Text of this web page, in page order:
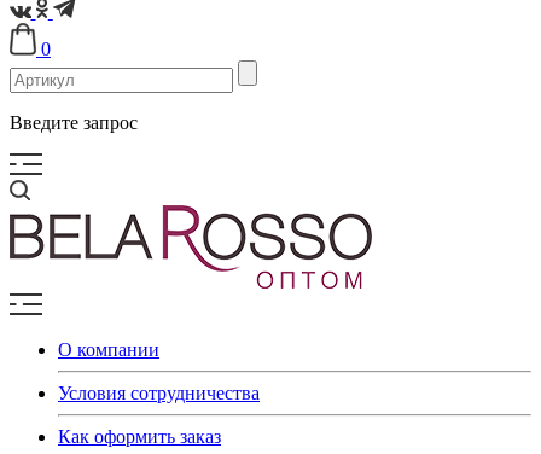
0
Введите запрос
О компании
Условия сотрудничества
Как оформить заказ